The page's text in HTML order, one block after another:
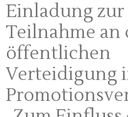
Einladung zur
Teilnahme an
öffentlichen
Verteidigung